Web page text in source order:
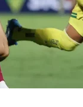
onde assistir
NOTÍCIAS
sede social às